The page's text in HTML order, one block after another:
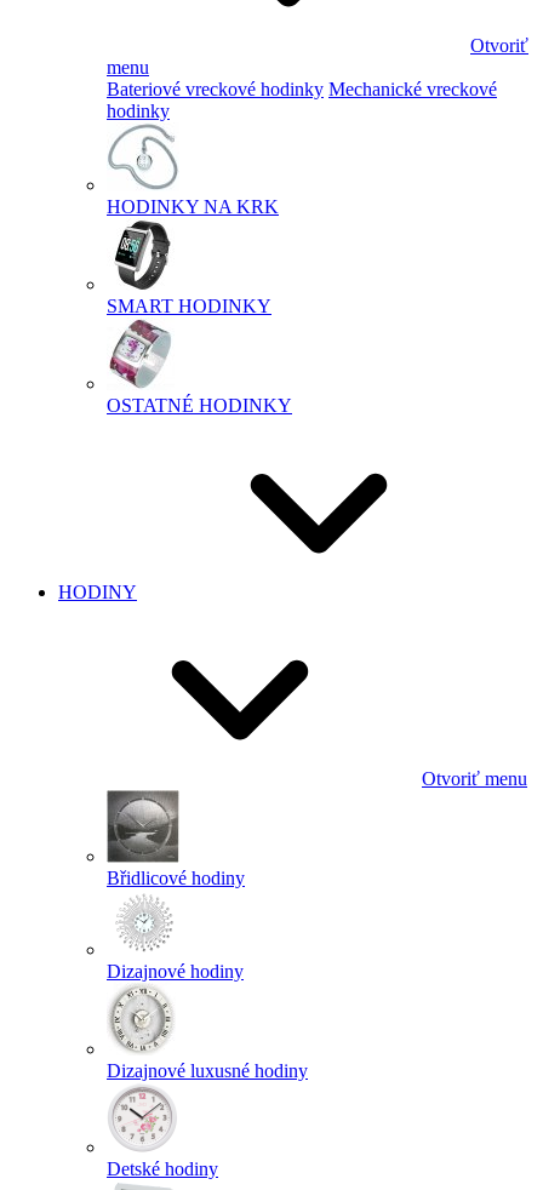
Otvoriť
menu
Bateriové vreckové hodinky Mechanické vreckové
hodinky
HODINKY NA KRK
SMART HODINKY
OSTATNÉ HODINKY
HODINY
Otvoriť menu
Břidlicové hodiny
Dizajnové hodiny
Dizajnové luxusné hodiny
Detské hodiny